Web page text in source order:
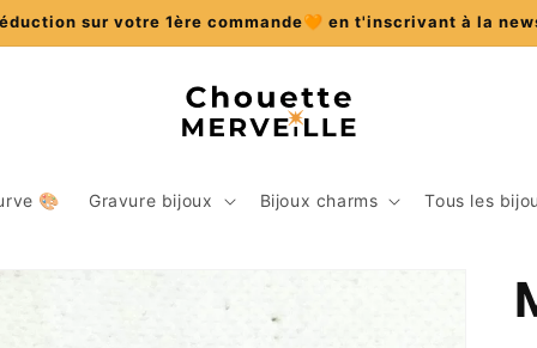
sur votre 1ère commande🧡 en t'inscrivant à la
🎨 Gravure bijoux Bijoux charms Tous les